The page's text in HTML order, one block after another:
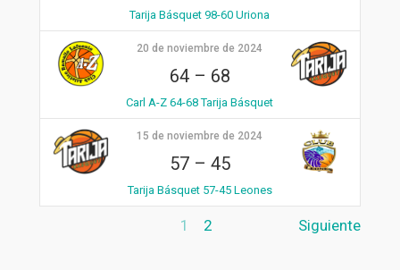
Tarija Básquet 98-60 Uriona
20 de noviembre de 2024
64– 68
Carl A-Z 64-68 Tarija Básquet
15 de noviembre de 2024
57– 45
Tarija Básquet 57-45 Leones
1 2 Siguiente